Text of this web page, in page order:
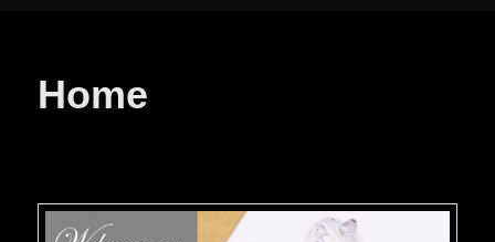
Home